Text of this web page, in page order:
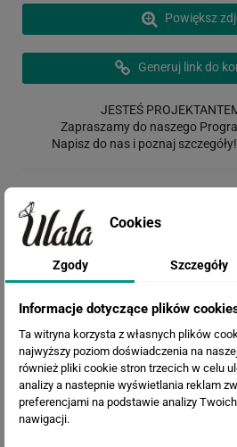
Powiększ
Generuj link do
JESTEŚ
Zapraszamy do naszego
Napisz do nas i poznaj szczegóły!
Rodzaj wydruku
Opis materiału: Chcesz go najpierw
Termin realizacji
Efekty
Cookies
Zgody Szczegóły
Informacje dotyczące plików
Ta witryna korzysta z własnych plików
najwyższy poziom doświadczenia na
również pliki cookie stron trzecich w celu
analizy a nastepnie wyświetlania reklam
preferencjami na podstawie analizy
nawigacji.